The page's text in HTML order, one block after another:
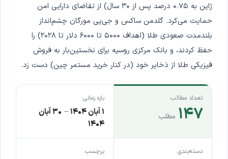
ژاپن به ۰.۷۵ درصد پس از ۳۰ سال) از تقاضای دارایی امن
حمایت می‌کرد. گلدمن ساکس و جی‌پی مورگان چشم‌انداز
بلندمدت صعودی طلا (اهداف ۵۰۰۰ تا ۶۰۰۰ دلار تا ۲۰۲۸) را
حفظ کردند، و بانک مرکزی روسیه برای نخستین‌بار به فروش
فیزیکی طلا از ذخایر خود (در کنار خرید مستمر چین) دست زد.
تعداد مطالب
۱۴۷ مطلب
بازه زمانی
۱ آبان ۱۴۰۴ –
۳۰ آبان
۱۴۰۴
دسته‌بندی برچسب